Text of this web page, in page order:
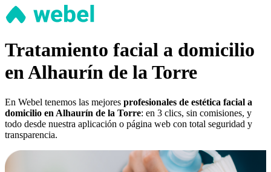
Tratamiento facial a domicilio
en Alhaurín de la Torre
En Webel tenemos las mejores profesionales de estética facial a
domicilio en Alhaurín de la Torre: en 3 clics, sin comisiones, y
todo desde nuestra aplicación o página web con total seguridad y
transparencia.